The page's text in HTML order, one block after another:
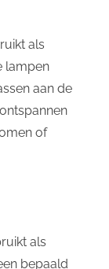
als
lampen
aan de
of
als
bepaald